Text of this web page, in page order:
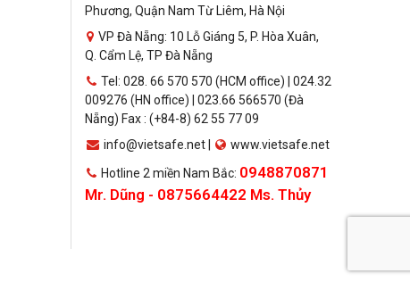
Phương, Quận Nam Từ Liêm, Hà Nội
VP Đà Nẵng: 10 Lỗ Giáng 5, P. Hòa Xuân,
Q. Cẩm Lệ, TP Đà Nẵng
Tel: 028. 66 570 570 (HCM office) | 024.32
009276 (HN office) | 023.66 566570 (Đà
Nẵng) Fax : (+84-8) 62 55 77 09
info@vietsafe.net |
www.vietsafe.net
Hotline 2 miền Nam Bắc: 0948870871
Mr. Dũng - 0875664422 Ms. Thủy